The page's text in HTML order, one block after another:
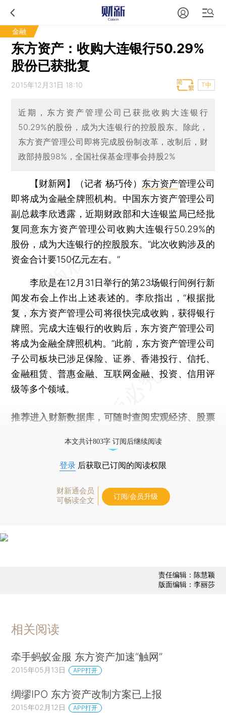
金融
东方资产：收购大连银行50.29%
股份已获批复
2015年12月31日 18:10 T中
近期，东方资产管理公司已获批收购大连银行
50.29%的股份，成为大连银行的控股股东。除此，
东方资产管理公司即将完成股份制改革，改制后，财
政部持股98%，全国社保基金理事会持股2%
【财新网】（记者 杨巧伶） 东方资产管理公司
即将成为金融全牌照机构。中国东方资产管理公司
副总裁李欣透露，近期财政部和大连银监局已经批
复同意东方资产管理公司收购大连银行50.29%的
股份，成为大连银行的控股股东。“此次收购涉及的
资金合计要150亿元左右。”
李欣是在12月31日举行的第23场银行间例行新
闻发布会上作出上述表述的。李欣指出，“根据批
复，东方资产管理公司将很快完成收购，获得银行
牌照。完成大连银行的收购后，东方资产管理公司
将成为金融全牌照机构。”此前，东方资产管理公司
子公司板块已涉足保险、证券、香港投行、信托、
金融租赁、普惠金融、互联网金融、投资、信用评
级等多个领域。
推荐进入 财新数据库 ，可随时查阅宏观经济、股票
本文共计803字 订阅后继续阅读
登录 后获取已订阅的阅读权限
财新通会员
可畅读全文
订阅/会员升级
责任编辑：陈慧颖
版面编辑：李丽莎
相关阅读
牵手蚂蚁金服 东方资产加速“触网”
2015年05月13日 APP打开
绸缪IPO 东方资产改制方案已上报
2015年02月12日 APP打开